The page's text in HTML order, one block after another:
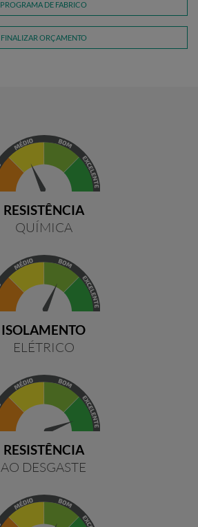
PROGRAMA DE FABRICO
FINALIZAR ORÇAMENTO
RESISTÊNCIA
QUÍMICA
ISOLAMENTO
ELÉTRICO
RESISTÊNCIA
AO DESGASTE